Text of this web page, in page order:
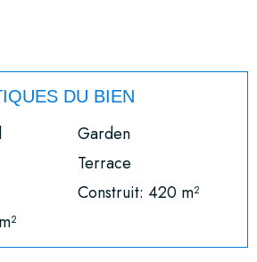
DU BIEN
Garden
Terrace
Construit: 420 m²